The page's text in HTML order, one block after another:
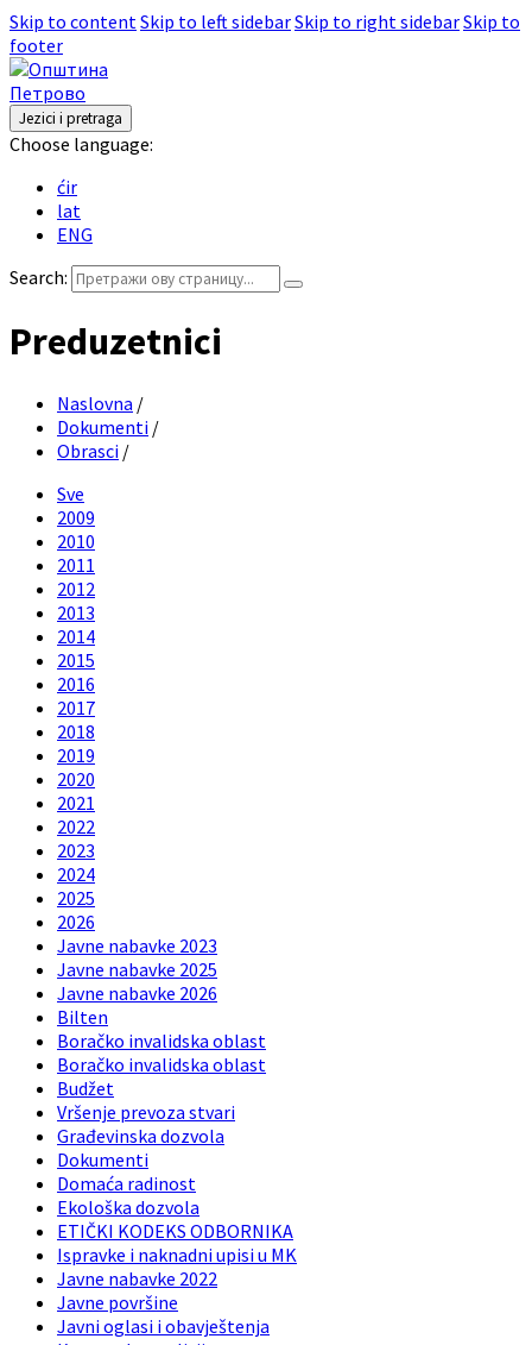
Skip to contentSkip to left sidebarSkip to right sidebarSkip to
footer
Jezici i pretraga
Choose language:
ćir
lat
ENG
Search:
Preduzetnici
Naslovna /
Dokumenti /
Obrasci /
Sve
2009
2010
2011
2012
2013
2014
2015
2016
2017
2018
2019
2020
2021
2022
2023
2024
2025
2026
Javne nabavke 2023
Javne nabavke 2025
Javne nabavke 2026
Bilten
Boračko invalidska oblast
Boračko invalidska oblast
Budžet
Vršenje prevoza stvari
Građevinska dozvola
Dokumenti
Domaća radinost
Ekološka dozvola
ETIČKI KODEKS ODBORNIKA
Ispravke i naknadni upisi u MK
Javne nabavke 2022
Javne površine
Javni oglasi i obavještenja